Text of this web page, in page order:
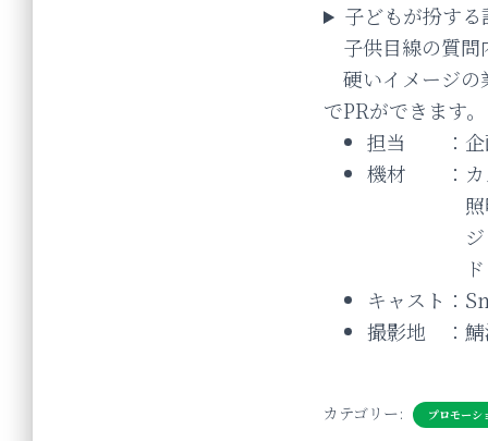
子どもが扮す
子供目線の質問
硬いイメージの
でPRができます。
担当 ：企
機材 ：カ
照明
ジンバ
ドロー
キャスト：
撮影地 ：鯖
カテゴリー: プロモーシ